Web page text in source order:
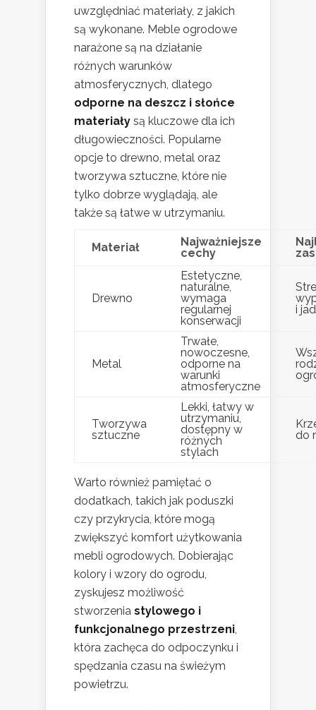
uwzględniać materiały, z jakich
są wykonane. Meble ogrodowe
narażone są na działanie
różnych warunków
atmosferycznych, dlatego
odporne na deszcz i słońce
materiały są kluczowe dla ich
długowieczności. Popularne
opcje to drewno, metal oraz
tworzywa sztuczne, które nie
tylko dobrze wyglądają, ale
także są łatwe w utrzymaniu.
Materiał
Najważniejsze
cechy
Drewno
Estetyczne,
naturalne,
wymaga
regularnej
konserwacji
i
Metal
Trwałe,
nowoczesne,
odporne na
warunki
atmosferyczne
Tworzywa
sztuczne
Lekki, łatwy w
utrzymaniu,
dostępny w
różnych
stylach
do
Warto również pamiętać o
dodatkach, takich jak poduszki
czy przykrycia, które mogą
zwiększyć komfort użytkowania
mebli ogrodowych. Dobierając
kolory i wzory do ogrodu,
zyskujesz możliwość
stworzenia stylowego i
funkcjonalnego przestrzeni,
która zachęca do odpoczynku i
spędzania czasu na świeżym
powietrzu.